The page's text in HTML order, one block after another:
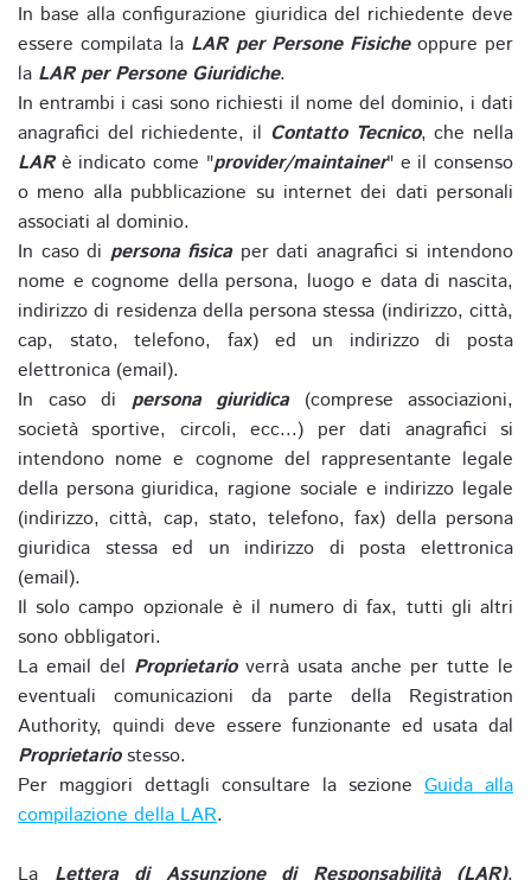
In base alla configurazione giuridica del richiedente deve
essere compilata la LAR per Persone Fisicheoppure per
la LAR per Persone Giuridiche.
In entrambi i casi sono richiesti il nome del dominio, i dati
anagrafici del richiedente, il Contatto Tecnico, che nella
LARè indicato come "provider/maintainer" e il consenso
o meno alla pubblicazione su internet dei dati personali
associati al dominio.
In caso di persona fisicaper dati anagrafici si intendono
nome e cognome della persona, luogo e data di nascita,
indirizzo di residenza della persona stessa (indirizzo, città,
cap, stato, telefono, fax) ed un indirizzo di posta
elettronica (email).
In caso di persona giuridica(comprese associazioni,
società sportive, circoli, ecc...) per dati anagrafici si
intendono nome e cognome del rappresentante legale
della persona giuridica, ragione sociale e indirizzo legale
(indirizzo, città, cap, stato, telefono, fax) della persona
giuridica stessa ed un indirizzo di posta elettronica
(email).
Il solo campo opzionale è il numero di fax, tutti gli altri
sono obbligatori.
La email del Proprietarioverrà usata anche per tutte le
eventuali comunicazioni da parte della Registration
Authority, quindi deve essere funzionante ed usata dal
Proprietariostesso.
Per maggiori dettagli consultare la sezione Guida alla
compilazione della LAR.